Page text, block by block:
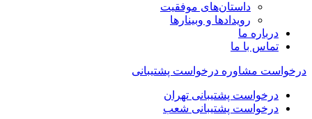
داستان‌های موفقیت
رویدادها و وبینارها
درباره ما
تماس با ما
درخواست مشاوره درخواست پشتیبانی
درخواست پشتیبانی تهران
درخواست پشتیبانی شعب